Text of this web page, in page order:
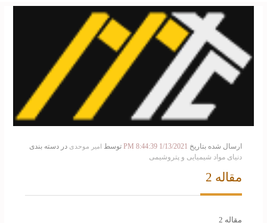
ارسال شده بتاریخ 1/13/2021 8:44:39 PM توسط امیر موحدی در دسته بندی
دنیای مواد شیمیایی و پتروشیمی
مقاله 2
مقاله 2